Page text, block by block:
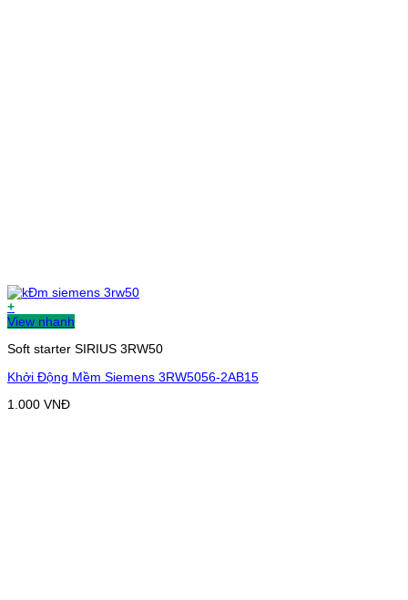
+
View nhanh
Soft starter SIRIUS 3RW50
Khởi Động Mềm Siemens 3RW5056-2AB15
1.000 VNĐ